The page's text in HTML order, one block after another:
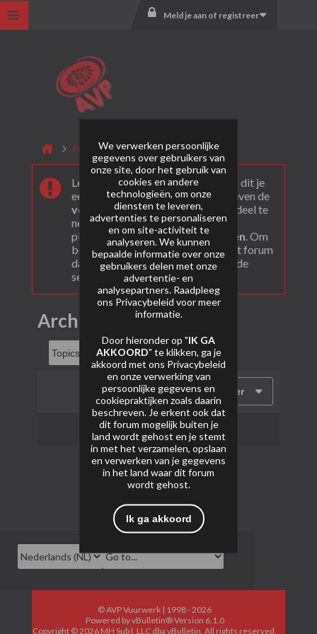
Meld je aan of registreer
Forum TNT Pyro Archief
Leuk dat je ons gevonden hebt! Als dit je
eerste bezoek is bekijk dan eerst even de
veel gestelde vragen. Om actief deel te
nemen en ook berichten te kunnen
plaatsen moet je je eerstregisteren. Om
berichten te bekijken, selecteer het forum
dat je wil bezoeken uit onderstaande
selectie.
Archief
Filter
Geen onderwerpen gevonden.
© AVP Vuurwerk | 1998 - 2026
Powered byvBulletin®Version 6.1.0
Copyright © 2026 MH Sub I, LLC dba vBulletin. All rights reserved.
We verwerken persoonlijke
gegevens over gebruikers van
onze site, door het gebruik van
cookies en andere
technologieën, om onze
diensten te leveren,
advertenties te personaliseren
en om site-activiteit te
analyseren. We kunnen
bepaalde informatie over onze
gebruikers delen met onze
advertentie- en
analysepartners. Raadpleeg
ons Privacybeleid voor meer
informatie.
Door hieronder op "IK GA
AKKOORD" te klikken, ga je
akkoord met ons Privacybeleid
en onze verwerking van
persoonlijke gegevens en
cookiepraktijken zoals daarin
beschreven. Je erkent ook dat
dit forum mogelijk buiten je
land wordt gehost en je stemt
in met het verzamelen, opslaan
en verwerken van je gegevens
in het land waar dit forum
wordt gehost.
Ik ga akkoord